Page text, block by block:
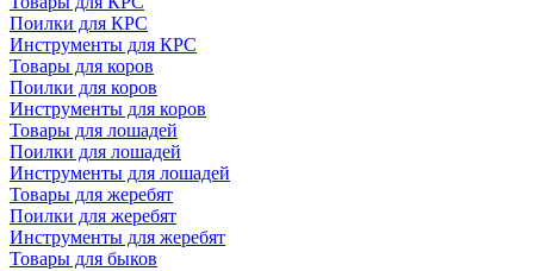
Поилки для КРС
Инструменты для КРС
Товары для коров
Поилки для коров
Инструменты для коров
Товары для лошадей
Поилки для лошадей
Инструменты для лошадей
Товары для жеребят
Поилки для жеребят
Инструменты для жеребят
Товары для быков